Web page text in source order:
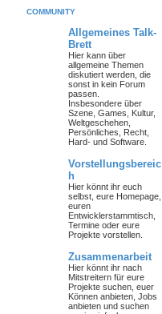
COMMUNITY
Allgemeines Talk-
Brett
Hier kann über
allgemeine Themen
diskutiert werden, die
sonst in kein Forum
passen.
Insbesondere über
Szene, Games, Kultur,
Weltgeschehen,
Persönliches, Recht,
Hard- und Software.
Vorstellungsbereic
h
Hier könnt ihr euch
selbst, eure Homepage,
euren
Entwicklerstammtisch,
Termine oder eure
Projekte vorstellen.
Zusammenarbeit
Hier könnt ihr nach
Mitstreitern für eure
Projekte suchen, euer
Können anbieten, Jobs
anbieten und suchen